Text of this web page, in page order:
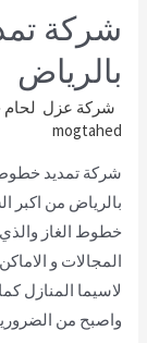
شركة
بالرياض
شركة عزل لحام
mogtahed
شركة تمديد خطوط
بالرياض من اكبر
خطوط الغاز
المجالات و
لاسيما المنازل
واصبح من